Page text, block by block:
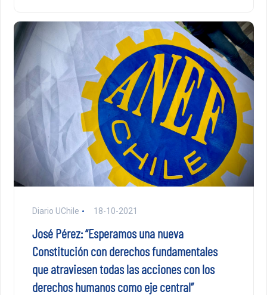
Diario UChile 18-10-2021
José Pérez: “Esperamos una nueva
Constitución con derechos fundamentales
que atraviesen todas las acciones con los
derechos humanos como eje central”